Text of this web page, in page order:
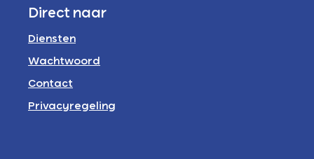
Direct naar
Diensten
Wachtwoord
Contact
Privacyregeling